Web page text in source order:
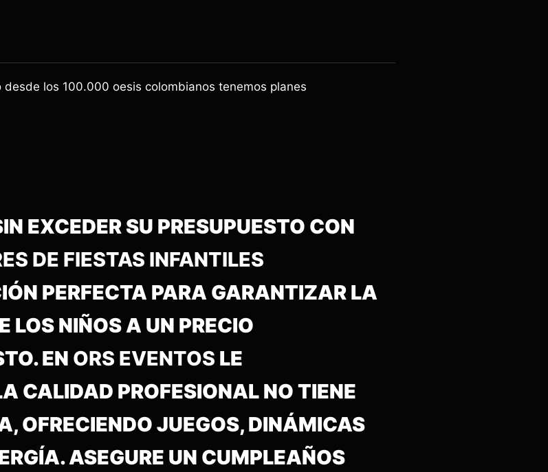
los 100.000 oesis colombianos tenemos planes
EXCEDER SU PRESUPUESTO CON
DE FIESTAS INFANTILES
PERFECTA PARA GARANTIZAR LA
NIÑOS A UN PRECIO
EN ORS EVENTOS LE
CALIDAD PROFESIONAL NO TIENE
OFRECIENDO JUEGOS, DINÁMICAS
ASEGURE UN CUMPLEAÑOS